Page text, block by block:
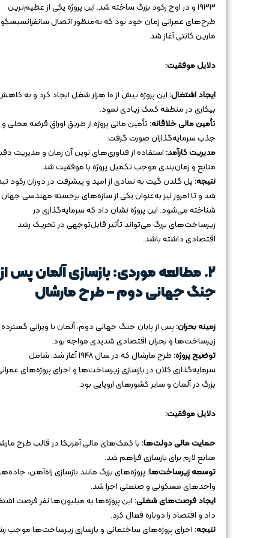
۱۹۳۳ و در اوج رکود بزرگ ساخته شد. این پروژه یکی از عظیم‌ترین
طرح‌های عمرانی زمان خود بود که به‌منظور اتصال
مارین کانتی آغاز شد.
دلایل موفقیت:
ایجاد اشتغال:
این پروژه بیش از ۱۰ هزار شغل ایجاد کرد و به
بیکاری در منطقه کمک زیادی نمود.
تأمین مالی خلاقانه:تأمین مالی پروژه از طریق اوراق قرضه محلی و
جذب سرمایه‌گذاران صورت گرفت.
مدیریت کارآمد:استفاده از فناوری‌های نوین آن زمان و مدیریت
منابع و زمان‌بندی موجب تکمیل پروژه با موفقیت شد.
نتیجه:پل گلدن گیت به نمادی از امید و پیشرفت در دوران رکود
شد و تا امروز نیز به‌عنوان یکی از سازه‌های برجسته مهندسی جهان
شناخته می‌شود. این پروژه نشان داد که سرمایه‌گذاری در
زیرساخت‌های بزرگ می‌تواند تأثیر قابل‌توجهی در تحریک رشد
اقتصادی داشته باشد.
۲. مطالعه موردی: بازسازی آلمان پس از
جنگ جهانی دوم – طرح مارشال
زمینه بحران:پس از پایان جنگ جهانی دوم، آلمان با ویرانی گسترده
زیرساخت‌ها و بحران اقتصادی شدیدی مواجه بود.
توضیح پروژه:
طرح مارشال که در سال ۱۹۴۸ آغاز شد، شامل
سرمایه‌گذاری کلان در بازسازی زیرساخت‌ها و اجرای پروژه‌های
بزرگ در آلمان و سایر کشورهای اروپایی بود.
دلایل موفقیت:
حمایت مالی دولت‌ها:با کمک‌های مالی آمریکا در قالب طرح
منابع لازم برای بازسازی فراهم شد.
توسعه زیرساخت‌ها:پروژه‌های بزرگ مانند بازسازی راه‌آهن،
واحدهای مسکونی و صنعتی اجرا شد.
ایجاد فرصت‌های شغلی:این پروژه‌ها به میلیون‌ها نفر فرصت
داد و اقتصاد را دوباره فعال کرد.
نتیجه:اجرای پروژه‌های ساختمانی و بازسازی زیرساخت‌ها موجب